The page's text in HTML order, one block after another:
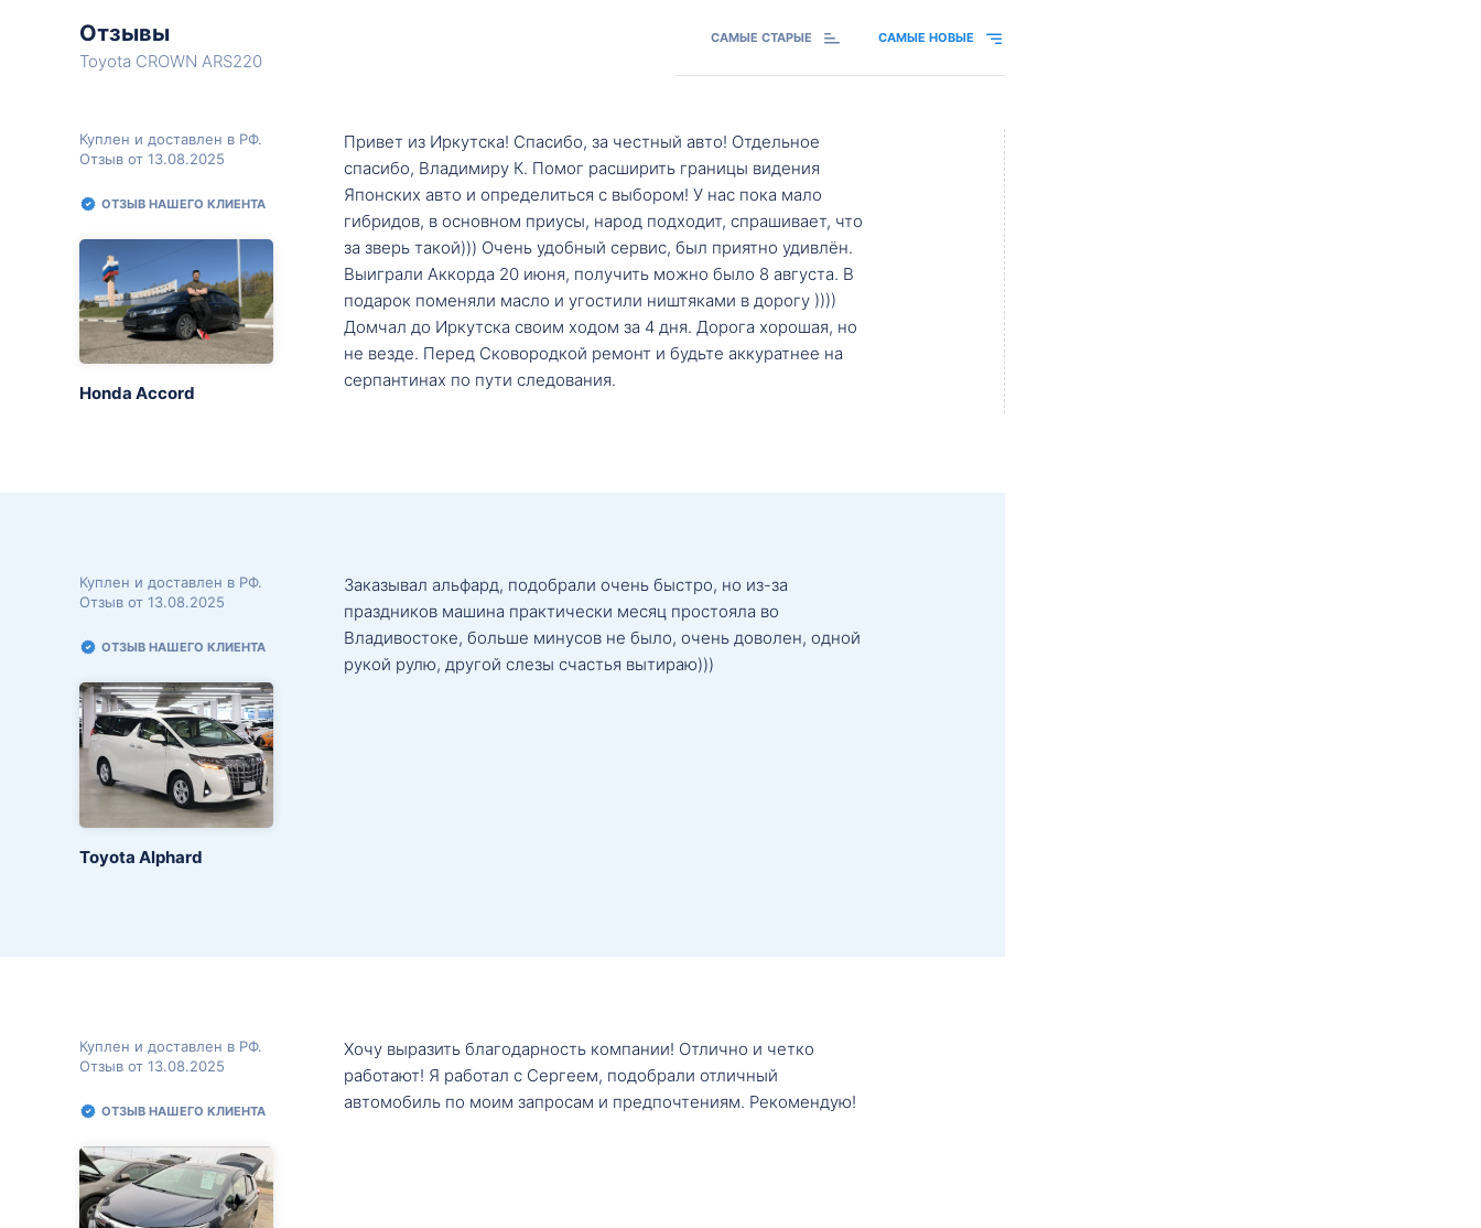
Отзывы
Toyota CROWN ARS220
САМЫЕ СТАРЫЕ САМЫЕ НОВЫЕ
Куплен и доставлен в РФ.
Отзыв от 13.08.2025
ОТЗЫВ НАШЕГО КЛИЕНТА
Honda Accord
Привет из Иркутска! Спасибо, за честный авто! Отдельное
спасибо, Владимиру К. Помог расширить границы видения
Японских авто и определиться с выбором! У нас пока мало
гибридов, в основном приусы, народ подходит, спрашивает, что
за зверь такой))) Очень удобный сервис, был приятно удивлён.
Выиграли Аккорда 20 июня, получить можно было 8 августа. В
подарок поменяли масло и угостили ништяками в дорогу ))))
Домчал до Иркутска своим ходом за 4 дня. Дорога хорошая, но
не везде. Перед Сковородкой ремонт и будьте аккуратнее на
серпантинах по пути следования.
Куплен и доставлен в РФ.
Отзыв от 13.08.2025
ОТЗЫВ НАШЕГО КЛИЕНТА
Toyota Alphard
Заказывал альфард, подобрали очень быстро, но из-за
праздников машина практически месяц простояла во
Владивостоке, больше минусов не было, очень доволен, одной
рукой рулю, другой слезы счастья вытираю)))
Куплен и доставлен в РФ.
Отзыв от 13.08.2025
ОТЗЫВ НАШЕГО КЛИЕНТА
Хочу выразить благодарность компании! Отлично и четко
работают! Я работал с Сергеем, подобрали отличный
автомобиль по моим запросам и предпочтениям. Рекомендую!